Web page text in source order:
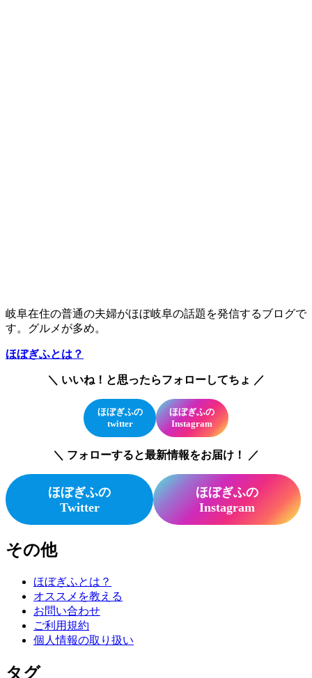
岐阜在住の普通の夫婦がほぼ岐阜の話題を発信するブログで
す。グルメが多め。
ほぼぎふとは？
＼ いいね！と思ったらフォローしてちょ ／
ほぼぎふの
twitter
ほぼぎふの
Instagram
＼ フォローすると最新情報をお届け！ ／
ほぼぎふの
Twitter
ほぼぎふの
Instagram
その他
ほぼぎふとは？
オススメを教える
お問い合わせ
ご利用規約
個人情報の取り扱い
タグ